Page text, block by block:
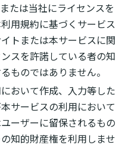
たは当社にライセンスを
用規約に基づくサービス
トまたは本サービスに関
スを許諾している者の知
ものではありません。
おいて作成、入力等した
サービスの利用において
ーザーに留保されるもの
知的財産権を利用しませ